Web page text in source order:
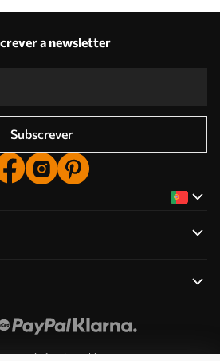
a newsletter
Subscrever
permissões de cookies